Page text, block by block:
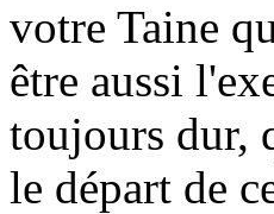
votre Taine
être aussi
toujours dur,
le départ de